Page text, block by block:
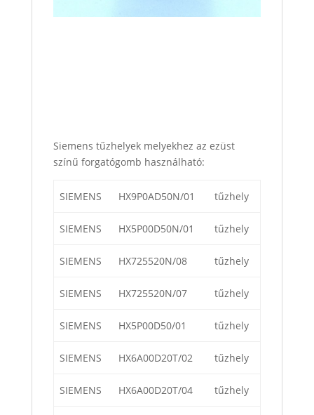
Siemens tűzhelyek melyekhez az ezüst
színű forgatógomb használható:
SIEMENS HX9P0AD50N/01 tűzhely
SIEMENS HX5P00D50N/01 tűzhely
SIEMENS HX725520N/08 tűzhely
SIEMENS HX725520N/07 tűzhely
SIEMENS HX5P00D50/01 tűzhely
SIEMENS HX6A00D20T/02 tűzhely
SIEMENS HX6A00D20T/04 tűzhely